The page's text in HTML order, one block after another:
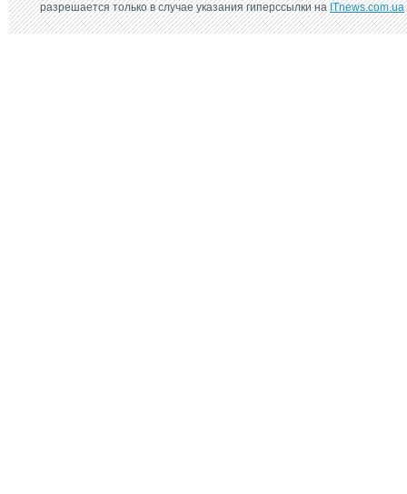
разрешается только в случае указания гиперссылки наITnews.com.ua